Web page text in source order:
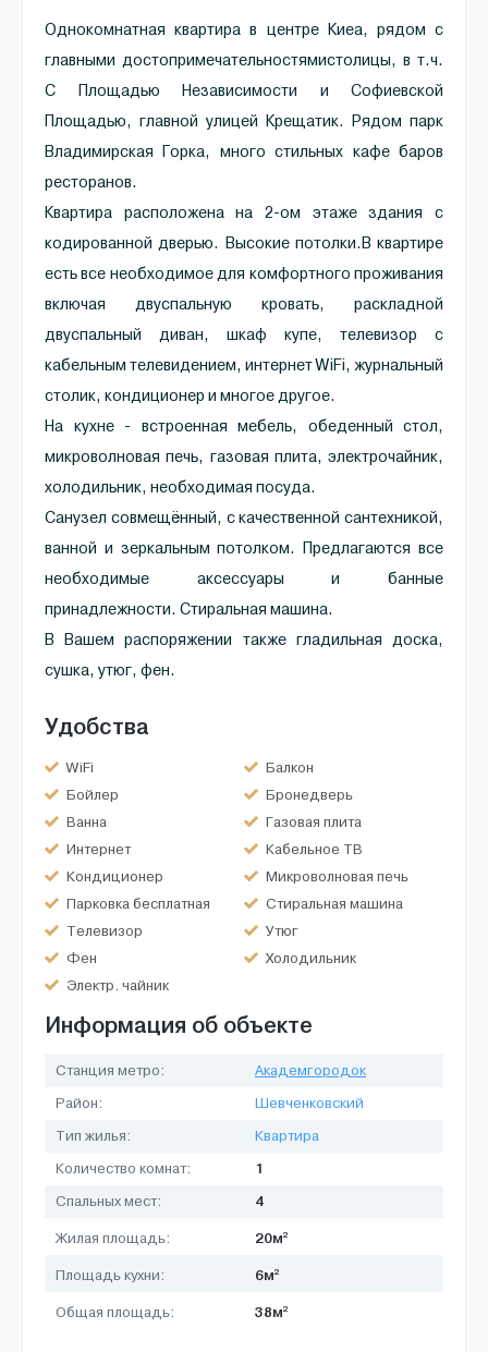
Однокомнатная квартира в центре Киеа, рядом с
главными достопримечательностямистолицы, в т.ч.
С Площадью Независимости и Софиевской
Площадью, главной улицей Крещатик. Рядом парк
Владимирская Горка, много стильных кафе баров
ресторанов.
Квартира расположена на 2-ом этаже здания с
кодированной дверью. Высокие потолки.В квартире
есть все необходимое для комфортного проживания
включая двуспальную кровать, раскладной
двуспальный диван, шкаф купе, телевизор с
кабельным телевидением, интернет WiFi, журнальный
столик, кондиционер и многое другое.
На кухне - встроенная мебель, обеденный стол,
микроволновая печь, газовая плита, электрочайник,
холодильник, необходимая посуда.
Санузел совмещённый, с качественной сантехникой,
ванной и зеркальным потолком. Предлагаются все
необходимые аксессуары и банные
принадлежности. Стиральная машина.
В Вашем распоряжении также гладильная доска,
сушка, утюг, фен.
Удобства
WiFi
Балкон
Бойлер
Бронедверь
Ванна
Газовая плита
Интернет
Кабельное ТВ
Кондиционер
Микроволновая печь
Парковка бесплатная
Стиральная машина
Телевизор
Утюг
Фен
Холодильник
Электр. чайник
Информация об объекте
Станция метро:
Академгородок
Район:
Шевченковский
Тип жилья:
Квартира
Количество комнат:
1
Спальных мест: 4
Жилая площадь: 20м2
Площадь кухни: 6м2
Общая площадь: 38м2